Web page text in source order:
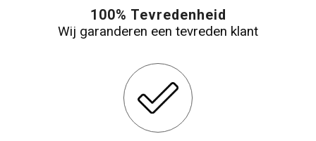
100% Tevredenheid
Wij garanderen een tevreden klant